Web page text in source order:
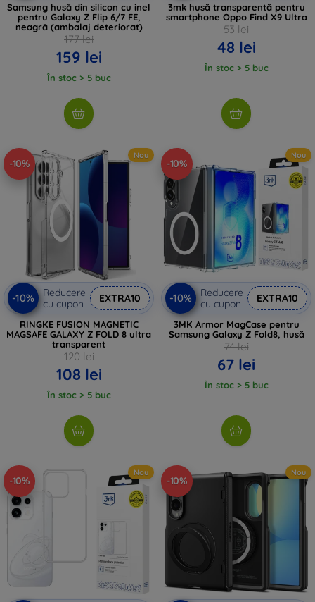
Samsung husă din silicon cu inel
pentru Galaxy Z Flip 6/7 FE,
neagră (ambalaj deteriorat)
177 lei
159 lei
În stoc > 5 buc
3mk husă transparentă pentru
smartphone Oppo Find X9 Ultra
53 lei
48 lei
În stoc > 5 buc
-10%
Nou
-10%
Reducere
cu cupon
EXTRA10
RINGKE FUSION MAGNETIC
MAGSAFE GALAXY Z FOLD 8 ultra
transparent
120 lei
108 lei
În stoc > 5 buc
-10%
Nou
-10%
Reducere
cu cupon
EXTRA10
3MK Armor MagCase pentru
Samsung Galaxy Z Fold8, husă
74 lei
67 lei
În stoc > 5 buc
-10%
Nou
-10%
Nou